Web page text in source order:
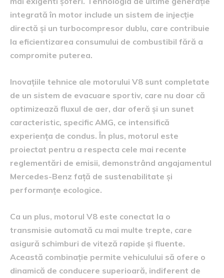
integrată în motor include un sistem de injecție
directă și un turbocompresor dublu, care contribuie
la eficientizarea consumului de combustibil fără a
compromite puterea.
Inovațiile tehnice ale motorului V8 sunt completate
de un sistem de evacuare sportiv, care nu doar că
optimizează fluxul de aer, dar oferă și un sunet
caracteristic, specific AMG, ce intensifică
experiența de condus. În plus, motorul este
proiectat pentru a respecta cele mai recente
reglementări de emisii, demonstrând angajamentul
Mercedes-Benz față de sustenabilitate și
performanțe ecologice.
Ca un plus, motorul V8 este conectat la o
transmisie automată cu mai multe trepte, care
asigură schimburi de viteză rapide și fluente.
Această combinație permite vehiculului să ofere o
dinamică de conducere superioară, indiferent de